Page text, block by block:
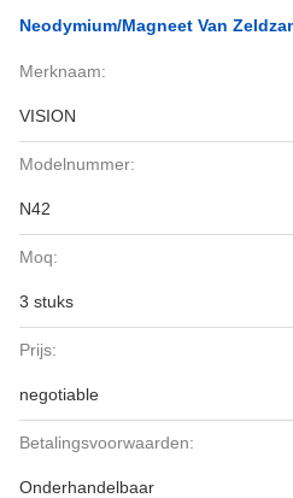
Neodymium/Magneet Van
Merknaam:
VISION
Modelnummer:
N42
Moq:
3 stuks
Prijs:
negotiable
Betalingsvoorwaarden:
Onderhandelbaar